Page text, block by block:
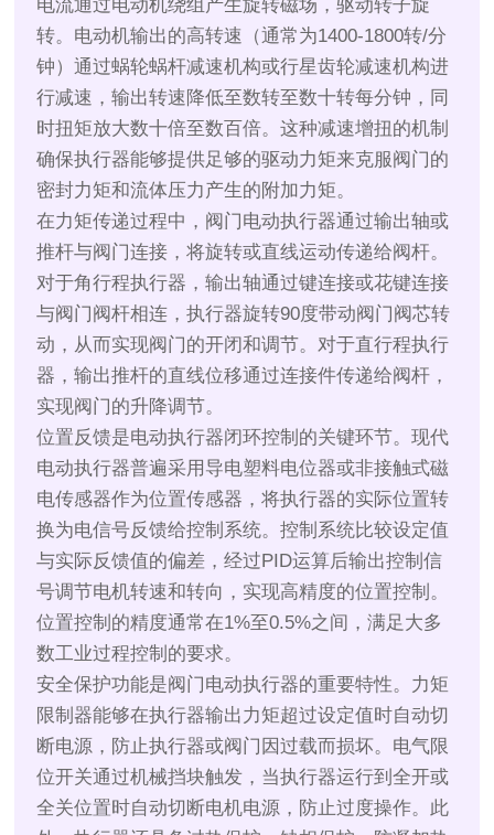
电流通过电动机绕组产生旋转磁场，驱动转子旋
转。电动机输出的高转速（通常为1400-1800转/分
钟）通过蜗轮蜗杆减速机构或行星齿轮减速机构进
行减速，输出转速降低至数转至数十转每分钟，同
时扭矩放大数十倍至数百倍。这种减速增扭的机制
确保执行器能够提供足够的驱动力矩来克服阀门的
密封力矩和流体压力产生的附加力矩。
在力矩传递过程中，阀门电动执行器通过输出轴或
推杆与阀门连接，将旋转或直线运动传递给阀杆。
对于角行程执行器，输出轴通过键连接或花键连接
与阀门阀杆相连，执行器旋转90度带动阀门阀芯转
动，从而实现阀门的开闭和调节。对于直行程执行
器，输出推杆的直线位移通过连接件传递给阀杆，
实现阀门的升降调节。
位置反馈是电动执行器闭环控制的关键环节。现代
电动执行器普遍采用导电塑料电位器或非接触式磁
电传感器作为位置传感器，将执行器的实际位置转
换为电信号反馈给控制系统。控制系统比较设定值
与实际反馈值的偏差，经过PID运算后输出控制信
号调节电机转速和转向，实现高精度的位置控制。
位置控制的精度通常在1%至0.5%之间，满足大多
数工业过程控制的要求。
安全保护功能是阀门电动执行器的重要特性。力矩
限制器能够在执行器输出力矩超过设定值时自动切
断电源，防止执行器或阀门因过载而损坏。电气限
位开关通过机械挡块触发，当执行器运行到全开或
全关位置时自动切断电机电源，防止过度操作。此